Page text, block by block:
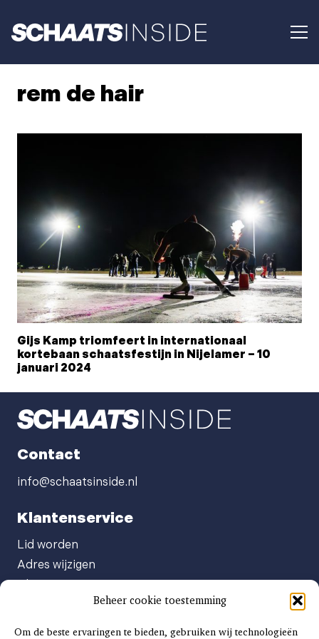
Beheer cookie toestemming
Om de beste ervaringen te bieden, gebruiken wij technologieën
rem de hair
Gijs Kamp triomfeert in internationaal
kortebaan schaatsfestijn in Nijelamer – 10
januari 2024
Contact
info@schaatsinside.nl
Klantenservice
Lid worden
Adres wijzigen
Abonnement opzeggen
Afgeven automatische incasso